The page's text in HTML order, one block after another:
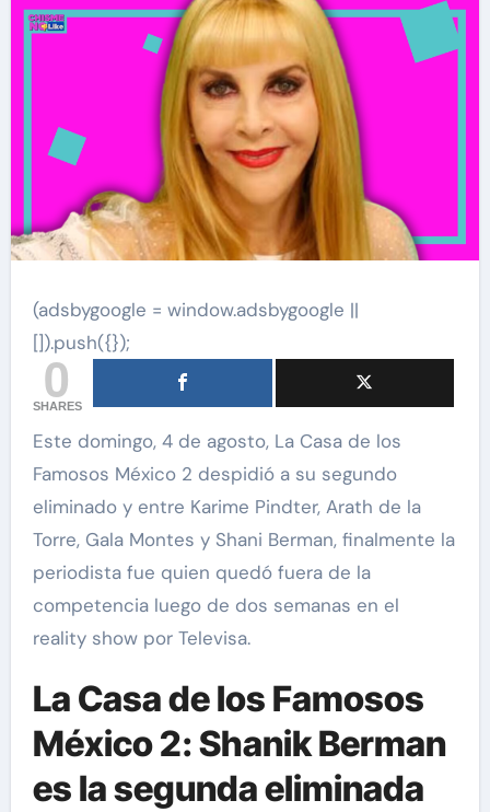
(adsbygoogle = window.adsbygoogle ||
[]).push({});
0
SHARES
Este domingo, 4 de agosto, La Casa de los
Famosos México 2 despidió a su segundo
eliminado y entre Karime Pindter, Arath de la
Torre, Gala Montes y Shani Berman, finalmente la
periodista fue quien quedó fuera de la
competencia luego de dos semanas en el
reality show por Televisa.
La Casa de los Famosos
México 2: Shanik Berman
es la segunda eliminada